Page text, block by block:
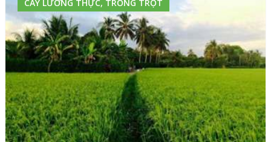
CÂY LƯƠNG THỰC, TRỒNG TRỌT